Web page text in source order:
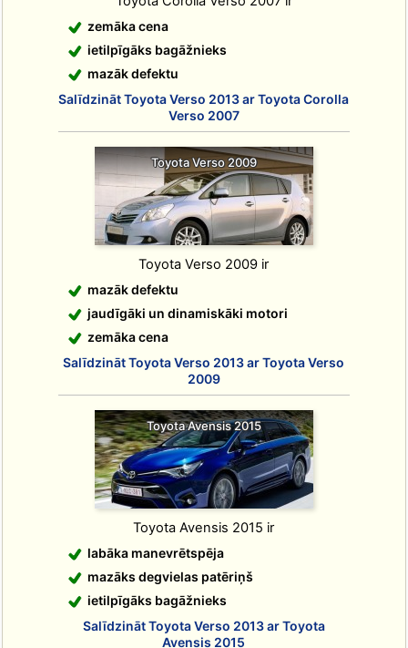
zemāka cena
ietilpīgāks bagāžnieks
mazāk defektu
Salīdzināt Toyota Verso 2013 ar Toyota Corolla
Verso 2007
Toyota Verso 2009
Toyota Verso 2009 ir
mazāk defektu
jaudīgāki un dinamiskāki motori
zemāka cena
Salīdzināt Toyota Verso 2013 ar Toyota Verso
2009
Toyota Avensis 2015
Toyota Avensis 2015 ir
labāka manevrētspēja
mazāks degvielas patēriņš
ietilpīgāks bagāžnieks
Salīdzināt Toyota Verso 2013 ar Toyota
Avensis 2015